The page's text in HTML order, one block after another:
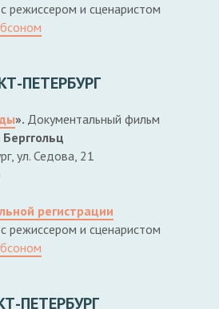
режиссером и сценаристом
ПЕТЕРБУРГ
». Документальный фильм
ул. Седова, 21
регистрации
режиссером и сценаристом
ПЕТЕРБУРГ